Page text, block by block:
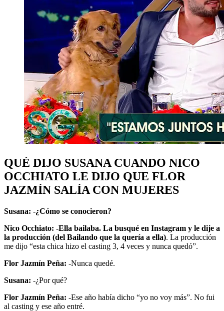
QUÉ DIJO SUSANA CUANDO NICO
OCCHIATO LE DIJO QUE FLOR
JAZMÍN SALÍA CON MUJERES
Susana: -¿Cómo se conocieron?
Nico Occhiato: -Ella bailaba. La busqué en Instagram y le dije a
la producción (del Bailando que la quería a ella). La producción
me dijo “esta chica hizo el casting 3, 4 veces y nunca quedó”.
Flor Jazmín Peña: -Nunca quedé.
Susana: -¿Por qué?
Flor Jazmín Peña: -Ese año había dicho “yo no voy más”. No fui
al casting y ese año entré.